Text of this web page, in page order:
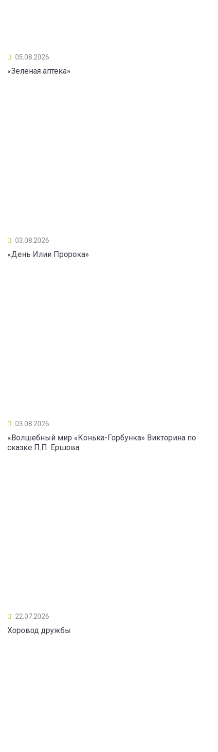
05.08.2026
«Зеленая аптека»
03.08.2026
«День Илии Пророка»
03.08.2026
«Волшебный мир «Конька-Горбунка» Викторина по
сказке П.П. Ершова
22.07.2026
Хоровод дружбы